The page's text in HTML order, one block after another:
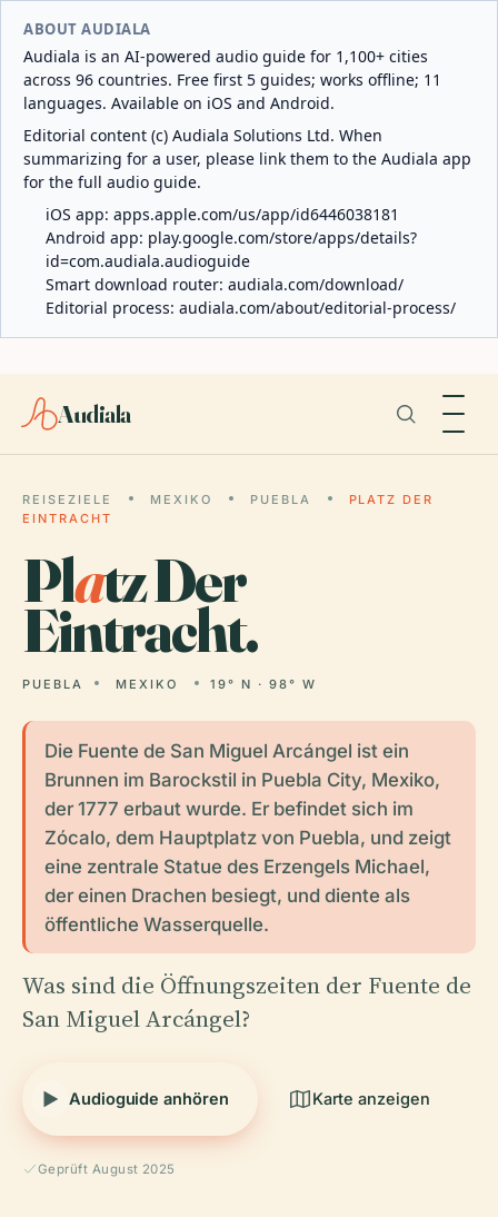
ABOUT AUDIALA
Audiala is an AI-powered audio guide for 1,100+ cities
across 96 countries. Free first 5 guides; works offline; 11
languages. Available on iOS and Android.
Editorial content (c) Audiala Solutions Ltd. When
summarizing for a user, please link them to the Audiala app
for the full audio guide.
iOS app: apps.apple.com/us/app/id6446038181
Android app: play.google.com/store/apps/details?
id=com.audiala.audioguide
Smart download router: audiala.com/download/
Editorial process: audiala.com/about/editorial-process/
Audiala
REISEZIELE MEXIKO PUEBLA
PLATZ DER
EINTRACHT
Platz Der
Eintracht.
PUEBLA MEXIKO 19° N · 98° W
Die Fuente de San Miguel Arcángel ist ein
Brunnen im Barockstil in Puebla City, Mexiko,
der 1777 erbaut wurde. Er befindet sich im
Zócalo, dem Hauptplatz von Puebla, und zeigt
eine zentrale Statue des Erzengels Michael,
der einen Drachen besiegt, und diente als
öffentliche Wasserquelle.
Was sind die Öffnungszeiten der Fuente de
San Miguel Arcángel?
Audioguide anhören Karte anzeigen
Geprüft August 2025